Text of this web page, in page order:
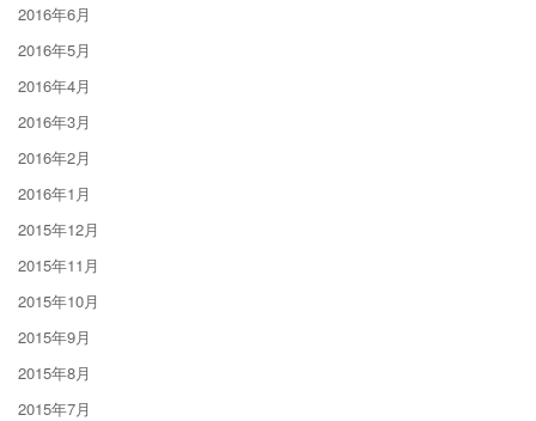
2016年6月
2016年5月
2016年4月
2016年3月
2016年2月
2016年1月
2015年12月
2015年11月
2015年10月
2015年9月
2015年8月
2015年7月